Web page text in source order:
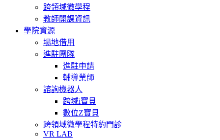
跨領域微學程
教師開課資訊
學院資源
場地借用
進駐團隊
進駐申請
輔導業師
諮詢機器人
跨域i寶貝
數位Z寶貝
跨領域微學程特約門診
VR LAB